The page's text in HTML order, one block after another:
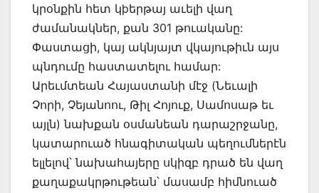
կրօնքին հետ կþերթայ աւելի վաղ
ժամանակներ, քան 301 թուականը:
Փաստացի, կայ ակնյայտ վկայութիւն այս
պնդումը հաստատելու համար:
Արեւմտեան Հայաստանի մէջ (Նեւալի
Չորի, Չեյանոու, Թիլ Հոյուք, Սամոսաթ եւ
այլն) նախքան օսմանեան դարաշրջանը,
կատարուած հնագիտական պեղումներէն
ելլելով՝ նախահայերը սկիզբ դրած են վաղ
քաղաքակրթութեան՝ մասամբ հիմնուած